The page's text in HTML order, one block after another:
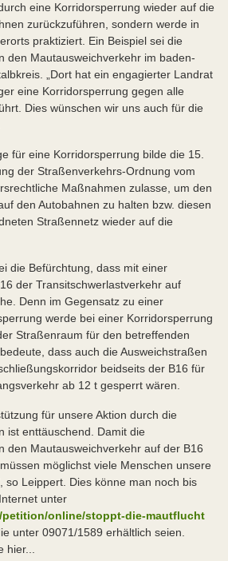
eine Korridorsperrung wieder auf die
zurückzuführen, sondern werde in
praktiziert. Ein Beispiel sei die
den Mautausweichverkehr im baden-
„Dort hat ein engagierter Landrat
eine Korridorsperrung gegen alle
Dies wünschen wir uns auch für die
für eine Korridorsperrung bilde die 15.
der Straßenverkehrs-Ordnung vom
Maßnahmen zulasse, um den
den Autobahnen zu halten bzw. diesen
Straßennetz wieder auf die
die Befürchtung, dass mit einer
der Transitschwerlastverkehr auf
Denn im Gegensatz zu einer
werde bei einer Korridorsperrung
Straßenraum für den betreffenden
dass auch die Ausweichstraßen
beidseits der B16 für
ab 12 t gesperrt wären.
für unsere Aktion durch die
ist enttäuschend. Damit die
den Mautausweichverkehr auf der B16
möglichst viele Menschen unsere
so Leippert. Dies könne man noch bis
unter
petition/online/stoppt-die-mautflucht
unter 09071/1589 erhältlich seien.